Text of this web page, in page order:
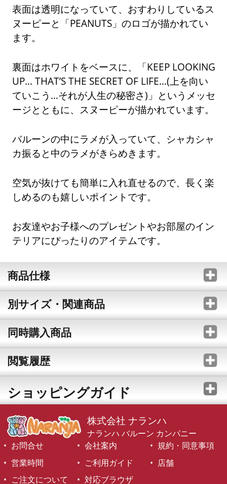
表面は透明になっていて、おすわりしているス
ヌーピーと「PEANUTS」のロゴが描かれてい
ます。
裏面はホワイトをベースに、「KEEP LOOKING
UP… THAT’S THE SECRET OF LIFE…(上を向い
ていこう…それが人生の秘密さ)」というメッセ
ージとともに、スヌーピーが描かれています。
バルーンの中にラメが入っていて、シャカシャ
カ振ると中のラメがきらめきます。
空気が抜けても簡単に入れ直せるので、長く楽
しめるのも嬉しいポイントです。
お友達やお子様へのプレゼントやお部屋のイン
テリアにぴったりのアイテムです。
商品仕様
別サイズ・関連商品
同時購入商品
閲覧履歴
ショッピングガイド
株式会社 ナランハ
ナランハ バルーン カンパニー
お問合せ
会社案内
規約・同意事項
営業時間
ご利用ガイド
店舗
ご注文について
対応ブラウザ